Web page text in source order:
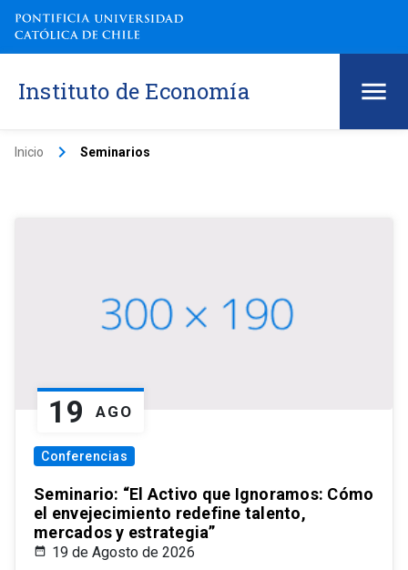
Instituto de Economía
Inicio keyboard_arrow_right Seminarios
19 AGO
Conferencias
Seminario: “El Activo que Ignoramos: Cómo
el envejecimiento redefine talento,
mercados y estrategia”
19 de Agosto de 2026